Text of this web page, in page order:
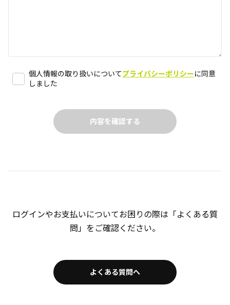
個人情報の取り扱いについてプライバシーポリシーに同意
しました
ログインやお支払いについてお困りの際は「よくある質
問」をご確認ください。
よくある質問へ